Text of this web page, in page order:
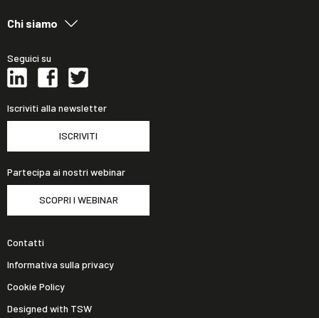
Chi siamo
Seguici su
Iscriviti alla newsletter
ISCRIVITI
Partecipa ai nostri webinar
SCOPRI I WEBINAR
Contatti
Informativa sulla privacy
Cookie Policy
Designed with TSW